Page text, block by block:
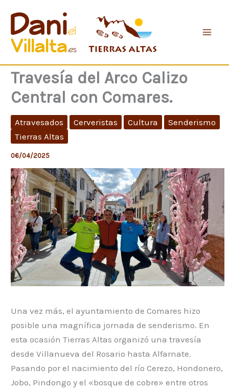
contenido
Travesía del Arco Calizo
Central con Comares.
Atravesados Cerveristas Cultura
Senderismo
Tierras Altas
06/04/2025
Una vez más, el ayuntamiento de Comares hizo
posible una magnífica jornada de senderismo. En
esta ocasión Tierras Altas organizó una travesía
desde Villanueva del Rosario hasta Alfarnate.
Pasando por el nacimiento del río Cerezo, Hondonero,
Jobo, Pindongo y el «bosque de cobre» entre otros